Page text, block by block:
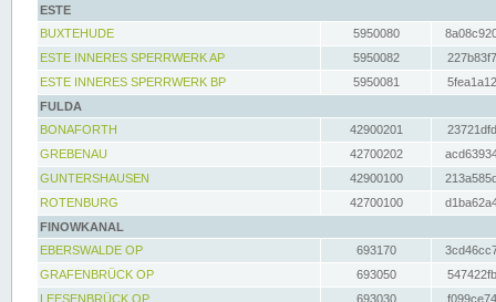
ESTE
BUXTEHUDE
5950080
ESTE INNERES SPERRWERK AP
5950082
ESTE INNERES SPERRWERK BP
5950081
FULDA
BONAFORTH
42900201
GREBENAU
42700202
GUNTERSHAUSEN
42900100
ROTENBURG
42700100
FINOWKANAL
EBERSWALDE OP
693170
GRAFENBRÜCK OP
693050
LEESENBRÜCK OP
693030